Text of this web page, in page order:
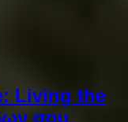
Living the
σου